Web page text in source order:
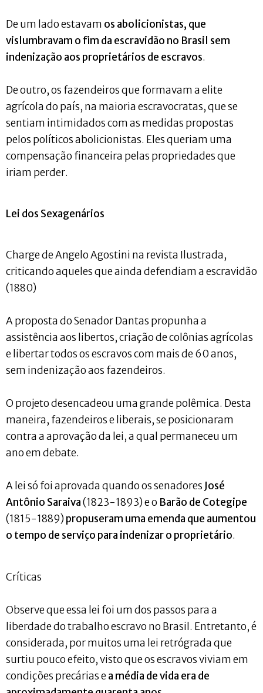
De um lado estavam os abolicionistas, que
vislumbravam o fim da escravidão no Brasil sem
indenização aos proprietários de escravos.
De outro, os fazendeiros que formavam a elite
agrícola do país, na maioria escravocratas, que se
sentiam intimidados com as medidas propostas
pelos políticos abolicionistas. Eles queriam uma
compensação financeira pelas propriedades que
iriam perder.
Lei dos Sexagenários
Charge de Angelo Agostini na revista Ilustrada,
criticando aqueles que ainda defendiam a escravidão
(1880)
A proposta do Senador Dantas propunha a
assistência aos libertos, criação de colônias agrícolas
e libertar todos os escravos com mais de 60 anos,
sem indenização aos fazendeiros.
O projeto desencadeou uma grande polêmica. Desta
maneira, fazendeiros e liberais, se posicionaram
contra a aprovação da lei, a qual permaneceu um
ano em debate.
A lei só foi aprovada quando os senadores José
Antônio Saraiva(1823-1893) e o Barão de Cotegipe
(1815-1889) propuseram uma emenda que aumentou
o tempo de serviço para indenizar o proprietário.
Críticas
Observe que essa lei foi um dos passos para a
liberdade do trabalho escravo no Brasil. Entretanto, é
considerada, por muitos uma lei retrógrada que
surtiu pouco efeito, visto que os escravos viviam em
condições precárias ea média de vida era de